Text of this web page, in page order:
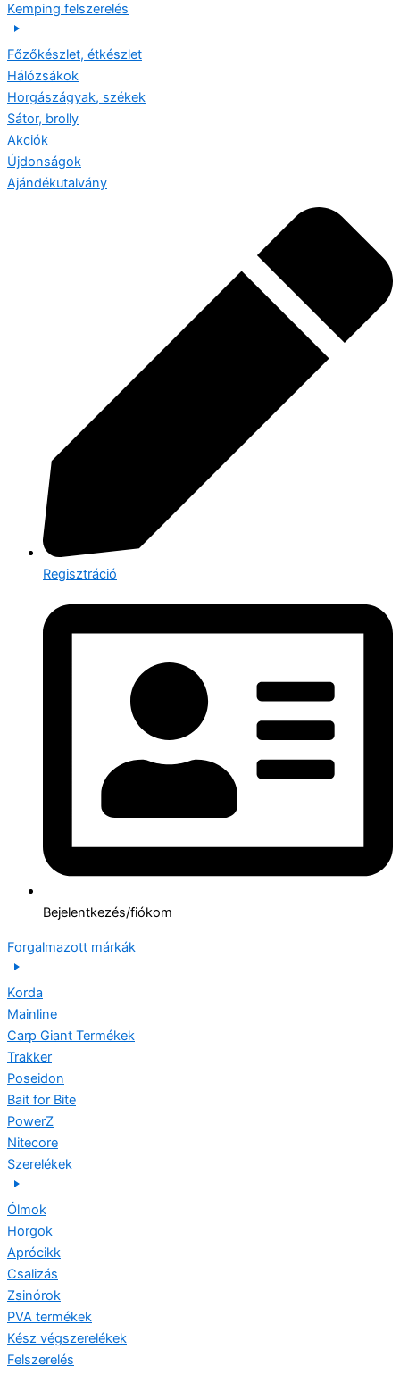
Kemping felszerelés
Főzőkészlet, étkészlet
Hálózsákok
Horgászágyak, székek
Sátor, brolly
Akciók
Újdonságok
Ajándékutalvány
Regisztráció
Bejelentkezés/fiókom
Forgalmazott márkák
Korda
Mainline
Carp Giant Termékek
Trakker
Poseidon
Bait for Bite
PowerZ
Nitecore
Szerelékek
Ólmok
Horgok
Aprócikk
Csalizás
Zsinórok
PVA termékek
Kész végszerelékek
Felszerelés